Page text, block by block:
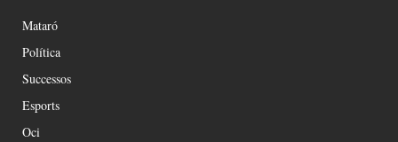
Mataró
Política
Successos
Esports
Oci